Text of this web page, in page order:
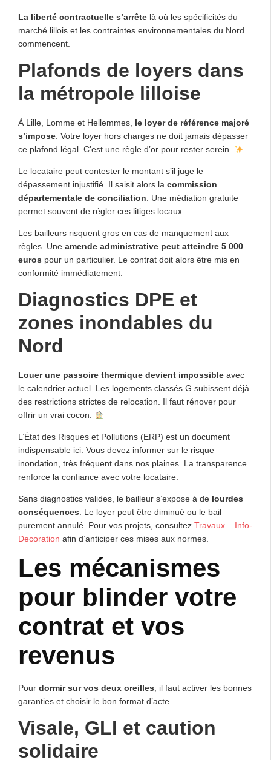
La liberté contractuelle s’arrête là où les spécificités du
marché lillois et les contraintes environnementales du Nord
commencent.
Plafonds de loyers dans
la métropole lilloise
À Lille, Lomme et Hellemmes, le loyer de référence majoré
s’impose. Votre loyer hors charges ne doit jamais dépasser
ce plafond légal. C’est une règle d’or pour rester serein.
Le locataire peut contester le montant s’il juge le
dépassement injustifié. Il saisit alors la commission
départementale de conciliation. Une médiation gratuite
permet souvent de régler ces litiges locaux.
Les bailleurs risquent gros en cas de manquement aux
règles. Une amende administrative peut atteindre 5 000
euros pour un particulier. Le contrat doit alors être mis en
conformité immédiatement.
Diagnostics DPE et
zones inondables du
Nord
Louer une passoire thermique devient impossible avec
le calendrier actuel. Les logements classés G subissent déjà
des restrictions strictes de relocation. Il faut rénover pour
offrir un vrai cocon.
L’État des Risques et Pollutions (ERP) est un document
indispensable ici. Vous devez informer sur le risque
inondation, très fréquent dans nos plaines. La transparence
renforce la confiance avec votre locataire.
Sans diagnostics valides, le bailleur s’expose à de lourdes
conséquences. Le loyer peut être diminué ou le bail
purement annulé. Pour vos projets, consultez Travaux – Info-
Decoration afin d’anticiper ces mises aux normes.
Les mécanismes
pour blinder votre
contrat et vos
revenus
Pour dormir sur vos deux oreilles, il faut activer les bonnes
garanties et choisir le bon format d’acte.
Visale, GLI et caution
solidaire